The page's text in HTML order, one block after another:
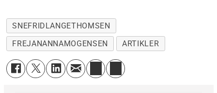
SNEFRIDLANGETHOMSEN
FREJANANNAMOGENSEN
ARTIKLER